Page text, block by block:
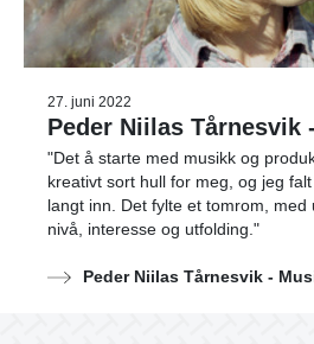
27. juni 2022
Peder Niilas Tårnesvik
"Det å starte med musikk og
kreativt sort hull for meg, og jeg
langt inn. Det fylte et tomrom,
nivå, interesse og utfolding."
Peder Niilas Tårnesvik -